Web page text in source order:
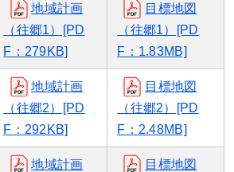
地域計画
（往郷1）[PD
F：279KB]
目標地図
（往郷1）[PD
F：1.83MB]
地域計画
（往郷2）[PD
F：292KB]
目標地図
（往郷2）[PD
F：2.48MB]
地域計画
目標地図